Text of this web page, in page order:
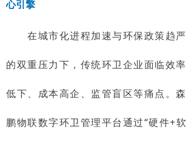
心引擎
在城市化进程加速与环保政策趋严
的双重压力下，传统环卫企业面临效率
低下、成本高企、监管盲区等痛点。森
鹏物联数字环卫管理平台通过“硬件+软